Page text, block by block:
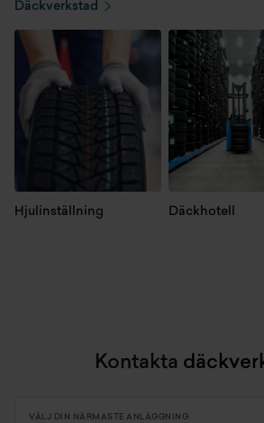
Däckverkstad
Hjulinställning Däckhotell
Kontakta
VÄLJ DIN NÄRMASTE ANLÄGGNING